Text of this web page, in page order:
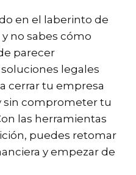
en el laberinto de
no sabes cómo
parecer
legales
cerrar tu empresa
sin comprometer tu
las herramientas
puedes retomar
y empezar de